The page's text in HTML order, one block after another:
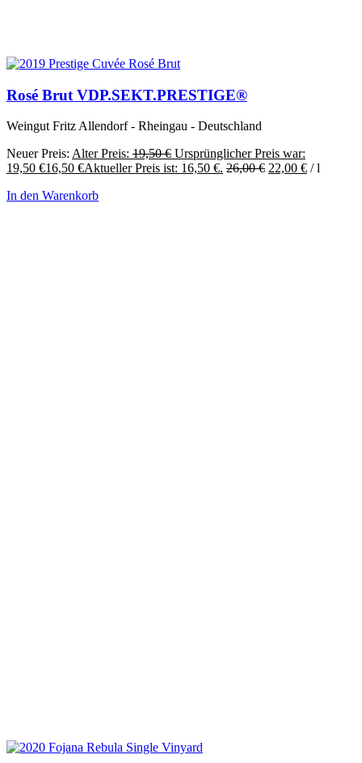
Rosé Brut VDP.SEKT.PRESTIGE®
Weingut Fritz Allendorf - Rheingau - Deutschland
Neuer Preis: Alter Preis: 19,50€ Ursprünglicher Preis war:
19,50 €16,50 €Aktueller Preis ist: 16,50 €. 26,00€ 22,00 € /l
In den Warenkorb